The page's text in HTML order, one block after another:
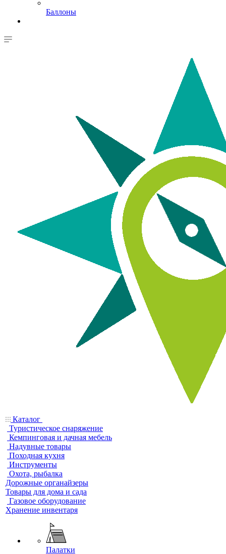
Баллоны
Каталог
Туристическое снаряжение
Кемпинговая и дачная мебель
Надувные товары
Походная кухня
Инструменты
Охота, рыбалка
Дорожные органайзеры
Товары для дома и сада
Газовое оборудование
Хранение инвентаря
Палатки